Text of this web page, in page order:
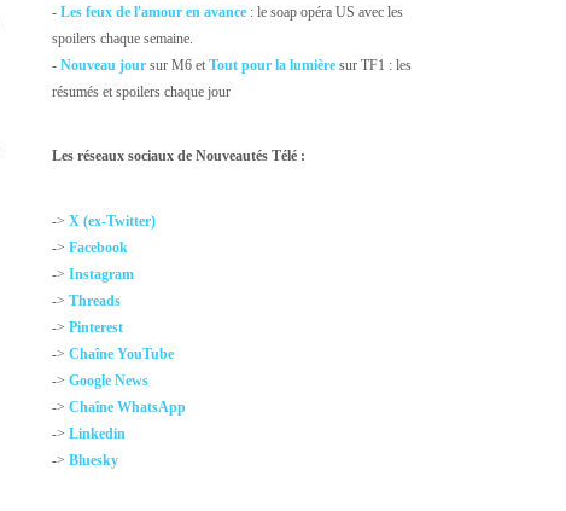
-Les feux de l'amour en avance : le soap opéra US avec les
spoilers chaque semaine.
-Nouveau jour sur M6 etTout pour la lumière sur TF1 : les
résumés et spoilers chaque jour
Les réseaux sociaux de Nouveautés Télé :
->X (ex-Twitter)
->Facebook
->Instagram
->Threads
->Pinterest
->Chaîne YouTube
->Google News
->Chaîne WhatsApp
->Linkedin
->Bluesky